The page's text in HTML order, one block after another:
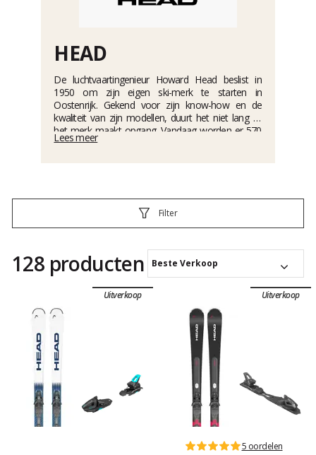
HEAD
De luchtvaartingenieur Howard Head beslist in
1950 om zijn eigen ski-merk te starten in
Oostenrijk. Gekend voor zijn know-how en de
kwaliteit van zijn modellen, duurt het niet lang of
het merk maakt opgang. Vandaag worden er 570
000 paar ski's verkocht wereldwijd ! Het merk biedt
Lees meer
Filter
128 producten Beste Verkoop
Uitverkoop Uitverkoop
5 oordelen